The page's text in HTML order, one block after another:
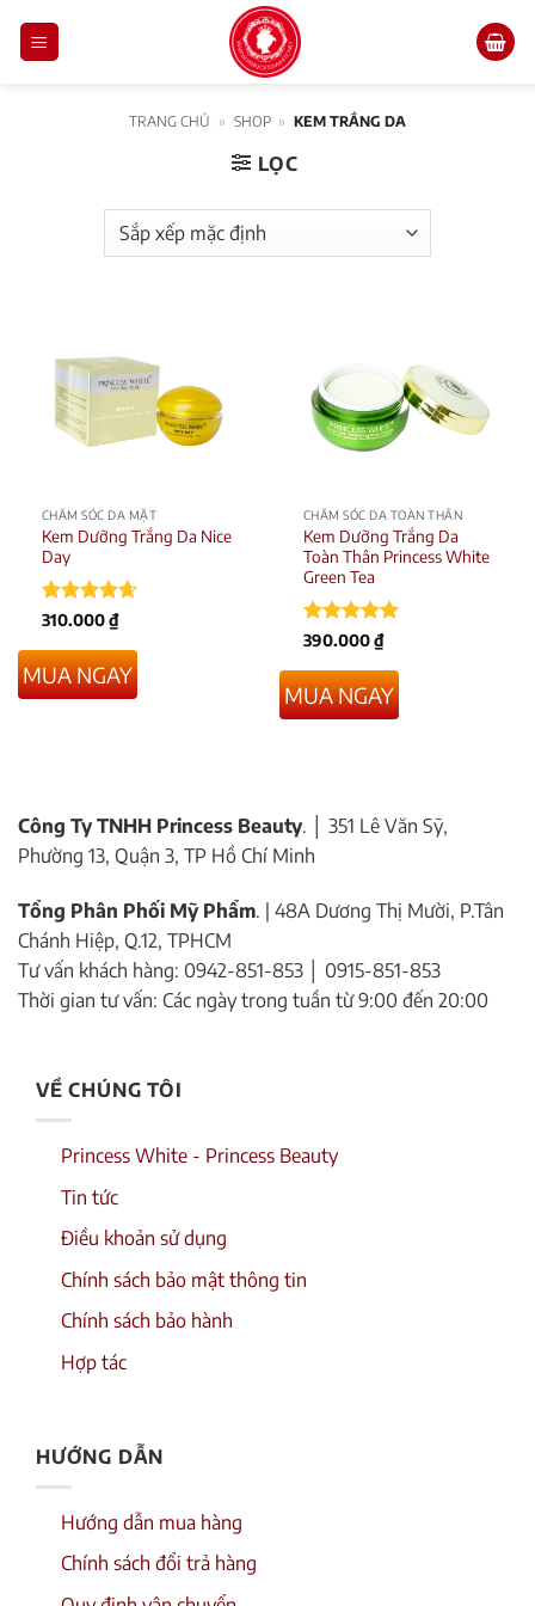
TRANG CHỦ » SHOP » KEM TRẮNG DA
LỌC
CHĂM SÓC DA MẶT
Kem Dưỡng Trắng Da Nice
Day
Được xếp
5 sao
310.000₫
MUA NGAY
CHĂM SÓC DA TOÀN THÂN
Kem Dưỡng Trắng Da
Toàn Thân Princess White
Green Tea
Được xếp
sao
390.000₫
MUA NGAY
Công Ty TNHH Princess Beauty. │ 351 Lê Văn Sỹ,
Phường 13, Quận 3, TP Hồ Chí Minh
Tổng Phân Phối Mỹ Phẩm. | 48A Dương Thị Mười, P.Tân
Chánh Hiệp, Q.12, TPHCM
Tư vấn khách hàng: 0942-851-853 │ 0915-851-853
Thời gian tư vấn: Các ngày trong tuần từ 9:00 đến 20:00
VỀ CHÚNG TÔI
Princess White - Princess Beauty
Tin tức
Điều khoản sử dụng
Chính sách bảo mật thông tin
Chính sách bảo hành
Hợp tác
HƯỚNG DẪN
Hướng dẫn mua hàng
Chính sách đổi trả hàng